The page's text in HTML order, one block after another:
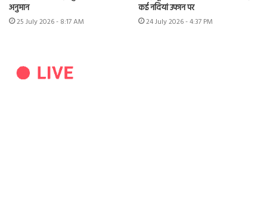
अनुमान
25 July 2026 - 8:17 AM
कई नदियां उफान पर
24 July 2026 - 4:37 PM